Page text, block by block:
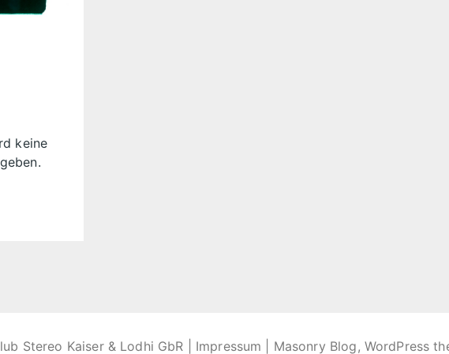
keine
Stereo Kaiser & Lodhi GbR | Impressum | Masonry Blog, WordPress